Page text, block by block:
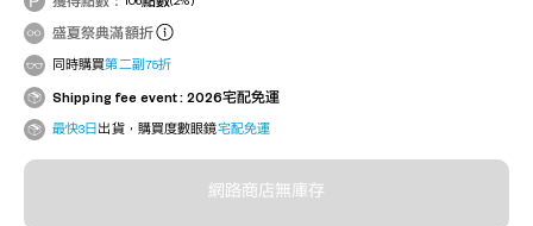
盛夏祭典滿額折
同時購買第二副75折
Shipping fee event : 2026宅配免運
最快3日 出貨，購買度數眼鏡宅配免運
網路商店無庫存